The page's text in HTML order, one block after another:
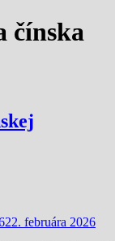
čínska
22. februára 2026